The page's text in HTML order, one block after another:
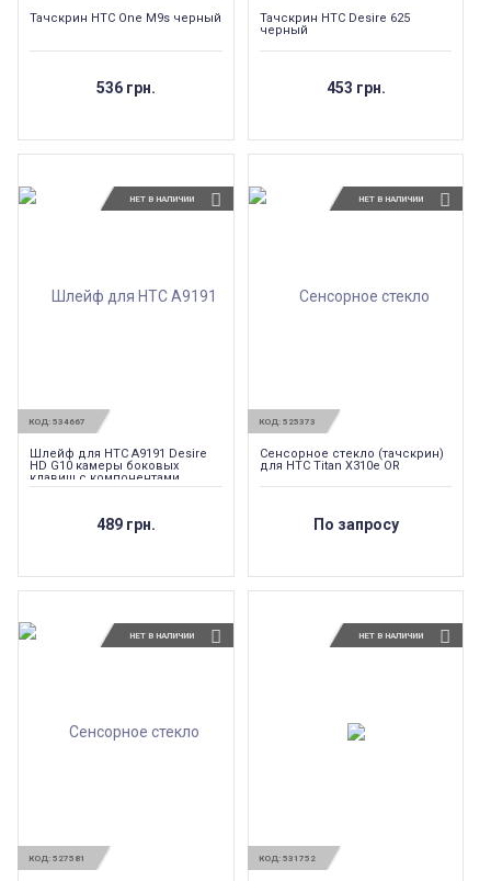
Тачскрин HTC One M9s черный
536 грн.
Тачскрин HTC Desire 625
черный
453 грн.
НЕТ В НАЛИЧИИ
КОД: 534667
Шлейф для HTC A9191 Desire
HD G10 камеры боковых
клавиш с компонентами
489 грн.
НЕТ В НАЛИЧИИ
КОД: 525373
Сенсорное стекло (тачскрин)
для HTC Titan X310e OR
По запросу
НЕТ В НАЛИЧИИ
КОД: 527581
НЕТ В НАЛИЧИИ
КОД: 531752